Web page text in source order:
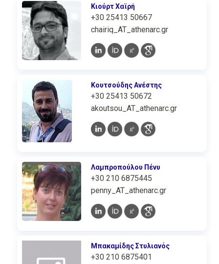
Κιούρτ Χαϊρή
+30 25413 50667
chairiq_AT_athenarc.gr
Κουτσούδης Ανέστης
+30 25413 50672
akoutsou_AT_athenarc.gr
Λαμπροπούλου Πένυ
+30 210 6875445
penny_AT_athenarc.gr
Μπακαμίδης Στυλιανός
+30 210 6875401